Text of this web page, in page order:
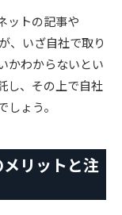
ットの記事や
、いざ自社で取り
かわからないとい
し、その上で自社
ょう。
リットと注